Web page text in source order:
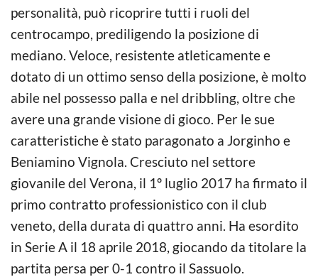
personalità, può ricoprire tutti i ruoli del
centrocampo, prediligendo la posizione di
mediano. Veloce, resistente atleticamente e
dotato di un ottimo senso della posizione, è molto
abile nel possesso palla e nel dribbling, oltre che
avere una grande visione di gioco. Per le sue
caratteristiche è stato paragonato a Jorginho e
Beniamino Vignola. Cresciuto nel settore
giovanile del Verona, il 1º luglio 2017 ha firmato il
primo contratto professionistico con il club
veneto, della durata di quattro anni. Ha esordito
in Serie A il 18 aprile 2018, giocando da titolare la
partita persa per 0-1 contro il Sassuolo.